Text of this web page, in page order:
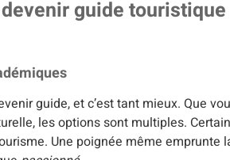
guide touristique
guide, et c’est tant mieux. Que
les options sont multiples.
Une poignée même emprunte